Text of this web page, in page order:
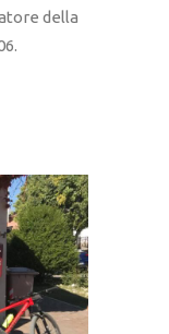
della